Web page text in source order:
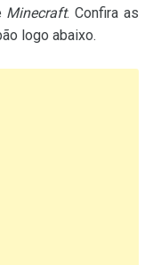
Minecraft. Confira as
logo abaixo.